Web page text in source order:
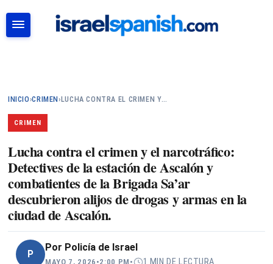
INICIO›CRIMEN› LUCHA CONTRA EL CRIMEN Y…
CRIMEN
Lucha contra el crimen y el narcotráfico:
Detectives de la estación de Ascalón y
combatientes de la Brigada Sa’ar
descubrieron alijos de drogas y armas en la
ciudad de Ascalón.
P
Por Policía de Israel
MAYO 7, 2026 •2:00 PM • 1 MIN DE LECTURA